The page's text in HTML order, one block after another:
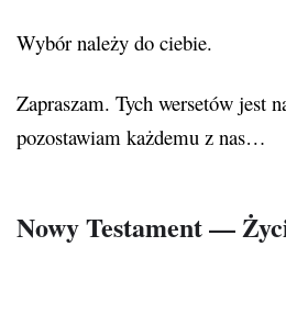
Wybór należy do ciebie.
Zapraszam. Tych wersetów jest
pozostawiam każdemu z nas…
Nowy Testament —